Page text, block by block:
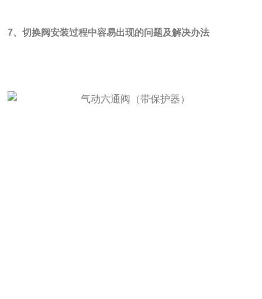
7、切换阀安装过程中容易出现的问题及解决办法